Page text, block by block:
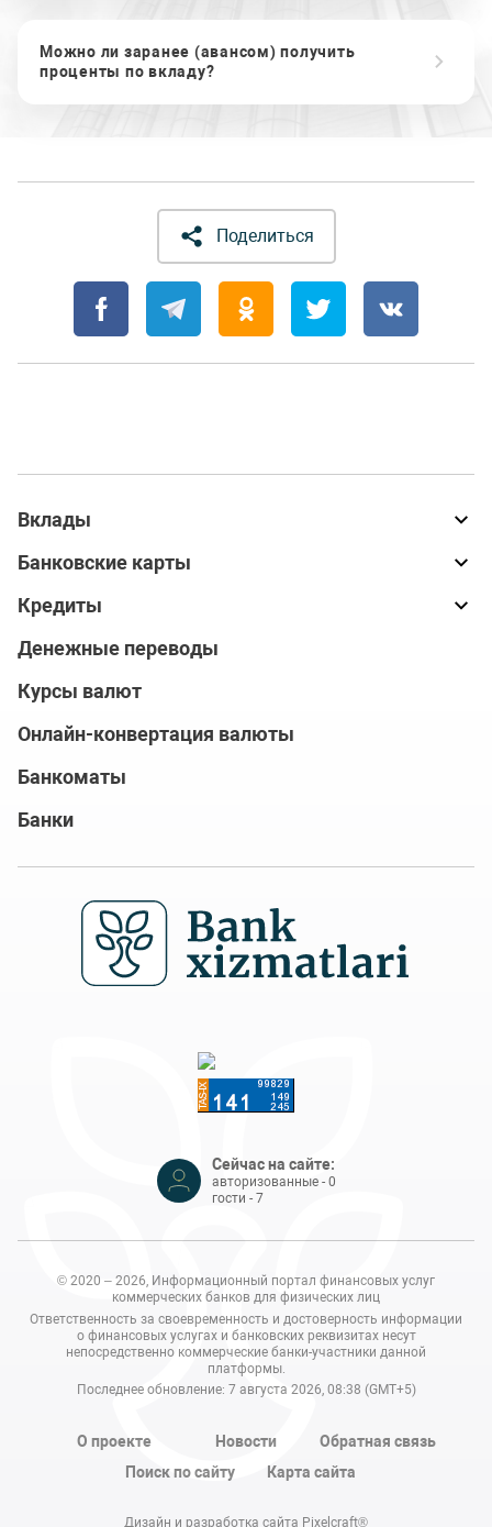
Можно ли заранее (авансом) получить
проценты по вкладу?
Поделиться
Вклады
Банковские карты
Кредиты
Денежные переводы
Курсы валют
Онлайн-конвертация валюты
Банкоматы
Банки
Сейчас на сайте:
авторизованные - 0
гости - 7
© 2020 – 2026, Информационный портал финансовых услуг
коммерческих банков для физических лиц
Ответственность за своевременность и достоверность информации
о финансовых услугах и банковских реквизитах несут
непосредственно коммерческие банки-участники данной
платформы.
Последнее обновление: 7 августа 2026, 08:38 (GMT+5)
О проекте Новости
Обратная связь
Поиск по сайту
Карта сайта
Дизайн и разработка сайта Pixelcraft®